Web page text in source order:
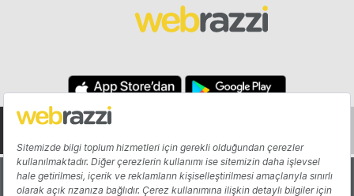
Hakkında Yazarlar